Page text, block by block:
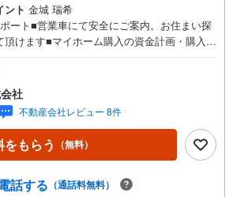
ント 金城 瑞希
ート■営業車にて安全にご案内。お住まい探
頂けます■マイホーム購入の資金計画・購入か
ある建築会社でもご自分の目で確認するこ
ね。特殊機材を使用し物件状態を調査致し
■FP相談キャッシュフローの作成無料でで
の物件情報をご紹介■弊社仲介にてご契約頂
ら最大10万円のご紹介料をお支払い！詳しくは
内有数の1棟ビル大型店舗開店！■西武新宿線
へ『無料送迎サービス』実施しております！■
社
不動産会社レビュー 8件
をもらう （無料）
話する （通話料無料）